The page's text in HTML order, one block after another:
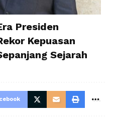
Presiden
Kepuasan
Sejarah